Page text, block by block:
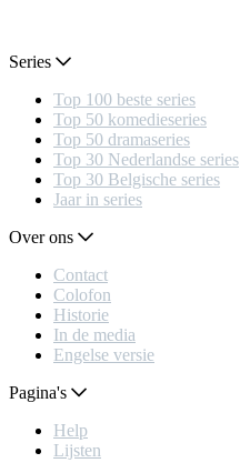
Series
Top 100 beste series
Top 50 komedieseries
Top 50 dramaseries
Top 30 Nederlandse series
Top 30 Belgische series
Jaar in series
Over ons
Contact
Colofon
Historie
In de media
Engelse versie
Pagina's
Help
Lijsten